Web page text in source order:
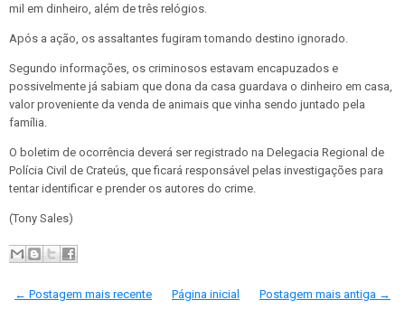
mil em dinheiro, além de três relógios.
Após a ação, os assaltantes fugiram tomando destino ignorado.
Segundo informações, os criminosos estavam encapuzados e
possivelmente já sabiam que dona da casa guardava o dinheiro em casa,
valor proveniente da venda de animais que vinha sendo juntado pela
família.
O boletim de ocorrência deverá ser registrado na Delegacia Regional de
Polícia Civil de Crateús, que ficará responsável pelas investigações para
tentar identificar e prender os autores do crime.
(Tony Sales)
← Postagem mais recente Postagem mais antiga →
Página inicial